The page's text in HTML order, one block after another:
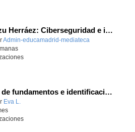
Aránzazu Herráez: Ciberseguridad e innovación: Protegiendo y transformando la vida digital
Admin-educamadrid-mediateca
Repaso de fundamentos e identificación de ángulos
Eva L.